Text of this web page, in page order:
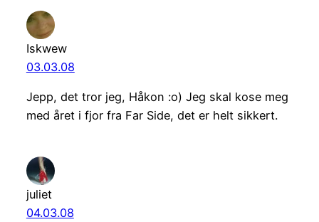
Iskwew
03.03.08
Jepp, det tror jeg, Håkon :o) Jeg skal kose meg
med året i fjor fra Far Side, det er helt sikkert.
juliet
04.03.08